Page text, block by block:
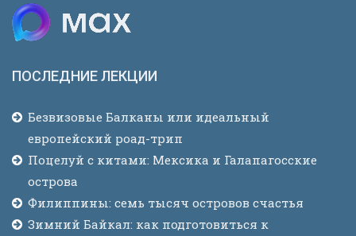
ПОСЛЕДНИЕ ЛЕКЦИИ
Безвизовые Балканы или идеальный
европейский роад-трип
Поцелуй с китами: Мексика и Галапагосские
острова
Филиппины: семь тысяч островов счастья
Зимний Байкал: как подготовиться к